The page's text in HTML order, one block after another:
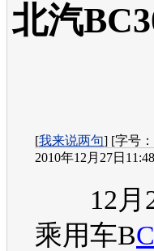
北汽
[我来说两句] [字号：
2010年12月27日11:48
12月
乘用车B